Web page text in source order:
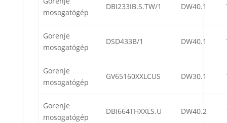
mosogatógép
DBI233IB.S.TW/1 DW40.1
Gorenje
mosogatógép
DSD433B/1 DW40.1
Gorenje
mosogatógép
GV65160XXLCUS DW30.1
Gorenje
mosogatógép
DBI664THXXLS.U DW40.2